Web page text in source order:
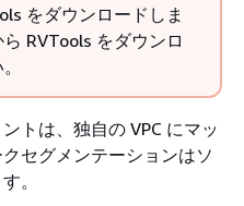
をダウンロードしま
RVTools をダウンロ
トは、独自の VPC にマッ
セグメンテーションはソ
。